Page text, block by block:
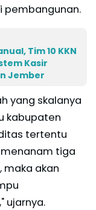
pembangunan.
Tim 10 KKN
Kasir
Jember
yang skalanya
kabupaten
tertentu
tiga
maka akan
ujarnya.